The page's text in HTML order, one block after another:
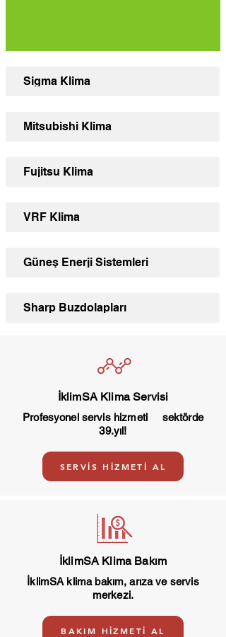
Sigma Klima
Mitsubishi Klima
Fujitsu Klima
VRF Klima
Güneş Enerji Sistemleri
Sharp Buzdolapları
İklimSA Klima Servisi
Profesyonel servis hizmeti sektörde
39.yıl!
SERVİS HİZMETİ AL
İklimSA Klima Bakım
İklimSA klima bakım, arıza ve servis
merkezi.
BAKIM HİZMETİ AL